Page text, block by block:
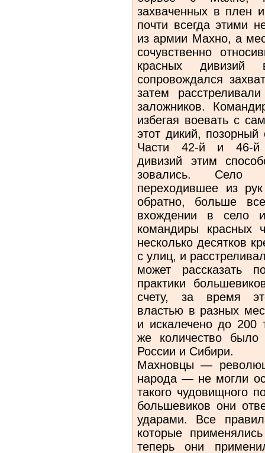
захваченных в плен
почти всегда этими
из армии Махно, а
сочувственно
красных
сопровождался
затем
заложников.
избегая воевать с
этот дикий,
Части 42-й и 46-й
дивизий этим
зовались. Село
переходившее из
обратно, больше
вхождении в село
командиры красных
несколько де­сятков
с улиц, и
может рассказать
практики
счету, за время
властью в разных
и искалечено до 200
же количество
России и Сибири.
Махновцы —
народа — не могли
такого чудовищного
большевиков они
ударами. Все
которые
теперь они